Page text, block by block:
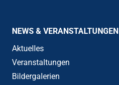
NEWS & VERANSTALTUNGEN
Aktuelles
Veranstaltungen
Bildergalerien